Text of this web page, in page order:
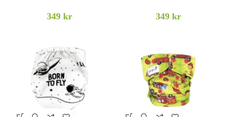
349 kr 349 kr